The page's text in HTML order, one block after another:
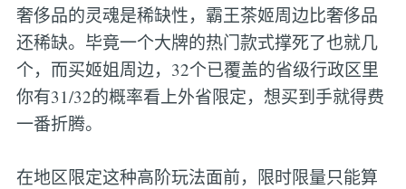
奢侈品的灵魂是稀缺性，霸王茶姬周边比奢侈品
还稀缺。毕竟一个大牌的热门款式撑死了也就几
个，而买姬姐周边，32个已覆盖的省级行政区里
你有31/32的概率看上外省限定，想买到手就得费
一番折腾。
在地区限定这种高阶玩法面前，限时限量只能算